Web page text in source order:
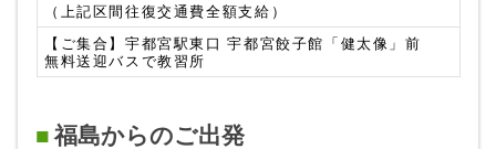
（上記区間往復交通費全額支給）
【ご集合】宇都宮駅東口 宇都宮餃子館「健太像」前
無料送迎バスで教習所
福島からのご出発